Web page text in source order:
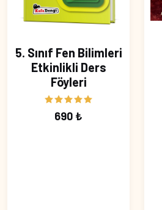
5. Sınıf Fen Bilimleri
Etkinlikli Ders
Föyleri
690 ₺